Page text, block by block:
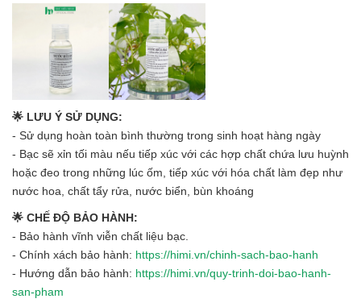
🌟 LƯU Ý SỬ DỤNG:
- Sử dụng hoàn toàn bình thường trong sinh hoạt hàng ngày
- Bạc sẽ xỉn tối màu nếu tiếp xúc với các hợp chất chứa lưu huỳnh
hoặc đeo trong những lúc ốm, tiếp xúc với hóa chất làm đẹp như
nước hoa, chất tẩy rửa, nước biển, bùn khoáng
🌟 CHẾ ĐỘ BẢO HÀNH:
- Bảo hành vĩnh viễn chất liệu bạc.
- Chính xách bảo hành: https://himi.vn/chinh-sach-bao-hanh
- Hướng dẫn bảo hành: https://himi.vn/quy-trinh-doi-bao-hanh-
san-pham